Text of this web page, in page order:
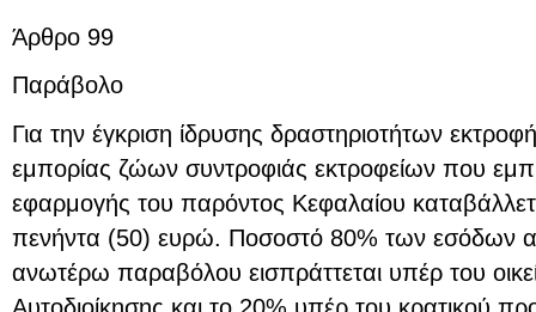
Άρθρο 99
Παράβολο
Για την έγκριση ίδρυσης δραστηριοτήτων
εμπορίας ζώων συντροφιάς εκτροφείων που
εφαρμογής του παρόντος Κεφαλαίου
πενήντα (50) ευρώ. Ποσοστό 80% των εσόδων
ανωτέρω παραβόλου εισπράττεται υπέρ του